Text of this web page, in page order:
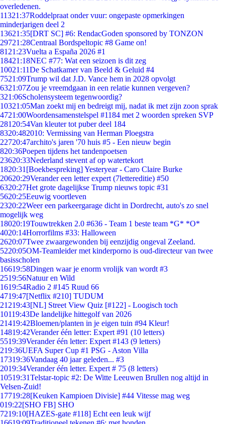
overledenen.
11321:37Roddelpraat onder vuur: ongepaste opmerkingen
minderjarigen deel 2
13621:35[DRT SC] #6: RendacGoden sponsored by TONZON
29721:28Centraal Bordspeltopic #8 Game on!
81 21:23Vuelta a España 2026 #1
18421:18NEC #77: Wat een seizoen is dit zeg
10021:11De Schatkamer van Beeld & Geluid #4
7521:09Trump wil dat J.D. Vance hem in 2028 opvolgt
6321:07Zou je vreemdgaan in een relatie kunnen vergeven?
321:06Scholensysteem tegenwoordig?
10321:05Man zoekt mij en bedreigt mij, nadat ik met zijn zoon sprak
4721:00Woordensamenstelspel #1184 met 2 woorden spreken SVP
281 20:54Van kleuter tot puber deel 184
8320:482010: Vermissing van Herman Ploegstra
22720:47archito's jaren '70 huis #5 - Een nieuw begin
820:36Poepen tijdens het tandenpoetsen
23620:33Nederland stevent af op watertekort
1820:31 [Boekbespreking] Yesteryear - Caro Claire Burke
20620:29Verander een letter expert (7lettereditie) #50
6320:27Het grote dagelijkse Trump nieuws topic #31
5620:25Eeuwig voortleven
2320:22Weer een parkeergarage dicht in Dordrecht, auto's zo snel
mogelijk weg
18020:19Touwtrekken 2.0 #636 - Team 1 beste team *G* *O*
4020:14Horrorfilms #33: Halloween
2620:07Twee zwaargewonden bij eenzijdig ongeval Zeeland.
5220:05OM-Teamleider met kinderporno is oud-directeur van twee
basisscholen
16619:58Dingen waar je enorm vrolijk van wordt #3
2519:56Natuur en Wild
1619:54Radio 2 #145 Ruud 66
4719:47[Netflix #210] TUDUM
21219:43[NL] Street View Quiz [#122] - Loogisch toch
10119:43De landelijke hittegolf van 2026
21419:42Bloemen/planten in je eigen tuin #94 Kleur!
14819:42Verander één letter: Expert #91 (10 letters)
5519:39Verander één letter: Expert #143 (9 letters)
219:36UEFA Super Cup #1 PSG - Aston Villa
17319:36Vandaag 40 jaar geleden... #3
2019:34Verander één letter. Expert # 75 (8 letters)
10519:31Telstar-topic #2: De Witte Leeuwen Brullen nog altijd in
Velsen-Zuid!
17719:28[Keuken Kampioen Divisie] #44 Vitesse mag weg
019:22[SHO FB] SHO
7219:10[HAZES-gate #118] Echt een leuk wijf